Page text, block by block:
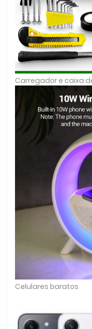
Carregador e caixa
Celulares baratos